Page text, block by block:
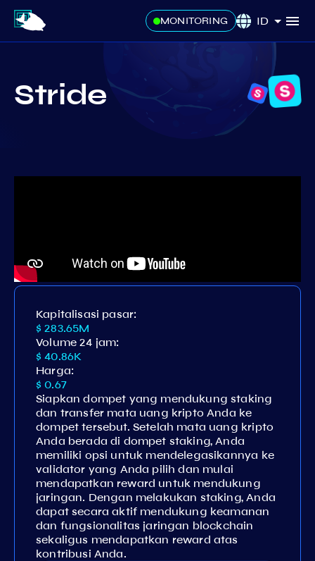
MONITORING ID
Stride
Kapitalisasi pasar:
$ 283.65M
Volume 24 jam:
$ 40.86K
Harga:
$ 0.67
Siapkan dompet yang mendukung staking
dan transfer mata uang kripto Anda ke
dompet tersebut. Setelah mata uang kripto
Anda berada di dompet staking, Anda
memiliki opsi untuk mendelegasikannya ke
validator yang Anda pilih dan mulai
mendapatkan reward untuk mendukung
jaringan. Dengan melakukan staking, Anda
dapat secara aktif mendukung keamanan
dan fungsionalitas jaringan blockchain
sekaligus mendapatkan reward atas
kontribusi Anda.